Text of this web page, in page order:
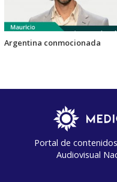
Argentina conmocionada
Portal de
Audiovisual